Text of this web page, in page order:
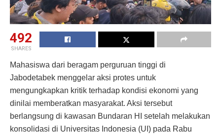
492
SHARES
Mahasiswa dari beragam perguruan tinggi di
Jabodetabek menggelar aksi protes untuk
mengungkapkan kritik terhadap kondisi ekonomi yang
dinilai memberatkan masyarakat. Aksi tersebut
berlangsung di kawasan Bundaran HI setelah melakukan
konsolidasi di Universitas Indonesia (UI) pada Rabu